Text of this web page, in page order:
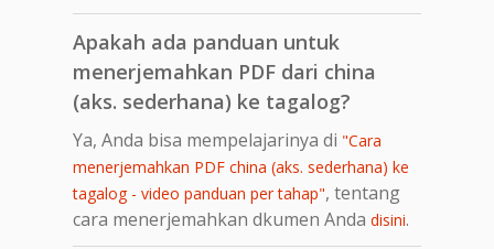
Apakah ada panduan untuk
menerjemahkan PDF dari china
(aks. sederhana) ke tagalog?
Ya, Anda bisa mempelajarinya di "Cara
menerjemahkan PDF china (aks. sederhana) ke
tagalog - video panduan per tahap", tentang
cara menerjemahkan dkumen Anda disini.